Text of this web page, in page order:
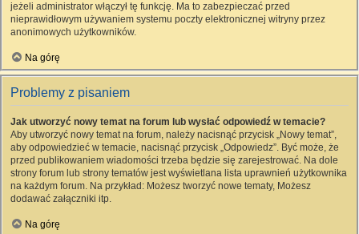
jeżeli administrator włączył tę funkcję. Ma to zabezpieczać przed
nieprawidłowym używaniem systemu poczty elektronicznej witryny przez
anonimowych użytkowników.
Na górę
Problemy z pisaniem
Jak utworzyć nowy temat na forum lub wysłać odpowiedź w temacie?
Aby utworzyć nowy temat na forum, należy nacisnąć przycisk „Nowy temat”,
aby odpowiedzieć w temacie, nacisnąć przycisk „Odpowiedz”. Być może, że
przed publikowaniem wiadomości trzeba będzie się zarejestrować. Na dole
strony forum lub strony tematów jest wyświetlana lista uprawnień użytkownika
na każdym forum. Na przykład: Możesz tworzyć nowe tematy, Możesz
dodawać załączniki itp.
Na górę